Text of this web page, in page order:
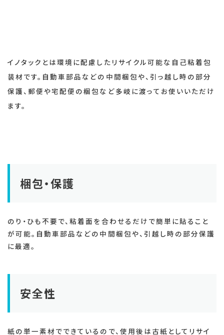
イノタックとは環境に配慮したリサイクル可能な自己粘着包
装材です。自動車部品などの中間梱包や、引っ越し時の部分
保護、郵便や宅配便の梱包など多岐に渡ってお使いいただけ
ます。
梱包・保護
のり・ひも不要で、粘着面を合わせるだけで簡単に貼ること
が可能。自動車部品などの中間梱包や、引越し時の部分保護
に最適。
安全性
紙の単一素材でできているので、使用後は古紙としてリサイ